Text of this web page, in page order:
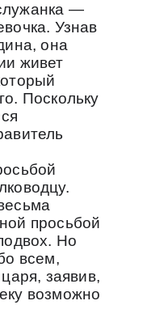
—
Узнав
она
живет
Поскольку
просьбой
Но
всем,
заявив,
возможно